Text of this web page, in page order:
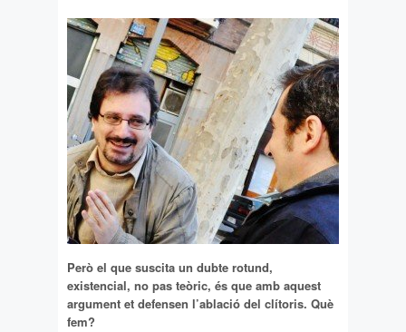
Però el que suscita un dubte rotund,
existencial, no pas teòric, és que amb aquest
argument et defensen l’ablació del clítoris. Què
fem?